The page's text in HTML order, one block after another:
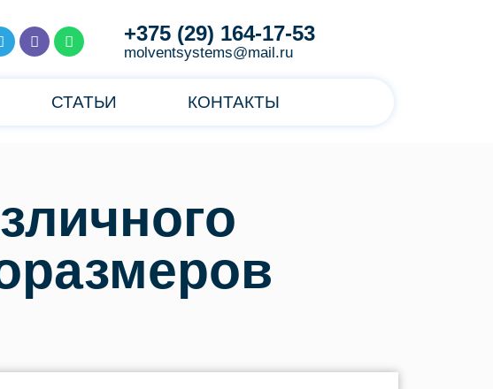
+375 (29) 164-17-53
molventsystems@mail.ru
СТАТЬИ КОНТАКТЫ